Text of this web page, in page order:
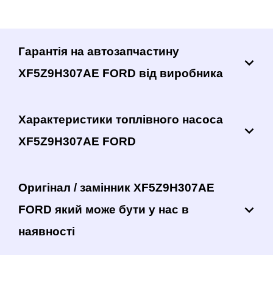
Гарантія на автозапчастину
XF5Z9H307AE FORD від виробника
Характеристики топлівного насоса
XF5Z9H307AE FORD
Оригінал / замінник XF5Z9H307AE
FORD який може бути у нас в
наявності